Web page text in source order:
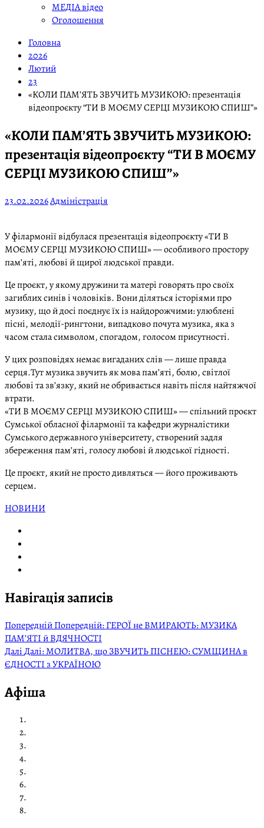
МЕДІА відео
Оголошення
Головна
2026
Лютий
23
«КОЛИ ПАМ’ЯТЬ ЗВУЧИТЬ МУЗИКОЮ: презентація
відеопроєкту “ТИ В МОЄМУ СЕРЦІ МУЗИКОЮ СПИШ”»
«КОЛИ ПАМ’ЯТЬ ЗВУЧИТЬ МУЗИКОЮ:
презентація відеопроєкту “ТИ В МОЄМУ
СЕРЦІ МУЗИКОЮ СПИШ”»
23.02.2026Адміністрація
У філармонії відбулася презентація відеопроєкту «ТИ В
МОЄМУ СЕРЦІ МУЗИКОЮ СПИШ» — особливого простору
пам’яті, любові й щирої людської правди.
Це проєкт, у якому дружини та матері говорять про своїх
загиблих синів і чоловіків. Вони діляться історіями про
музику, що й досі поєднує їх із найдорожчими: улюблені
пісні, мелодії-рингтони, випадково почута музика, яка з
часом стала символом, спогадом, голосом присутності.
У цих розповідях немає вигаданих слів — лише правда
серця.Тут музика звучить як мова пам’яті, болю, світлої
любові та зв’язку, який не обривається навіть після найтяжчої
втрати.
«ТИ В МОЄМУ СЕРЦІ МУЗИКОЮ СПИШ» — спільний проєкт
Сумської обласної філармонії та кафедри журналістики
Сумського державного університету, створений задля
збереження пам’яті, голосу любові й людської гідності.
Це проєкт, який не просто дивляться — його проживають
серцем.
НОВИНИ
Навігація записів
ПопереднійПопередній:ГЕРОЇ не ВМИРАЮТЬ: МУЗИКА
ПАМ’ЯТІ й ВДЯЧНОСТІ
ДаліДалі:МОЛИТВА, що ЗВУЧИТЬ ПІСНЕЮ: СУМЩИНА в
ЄДНОСТІ з УКРАЇНОЮ
Афіша